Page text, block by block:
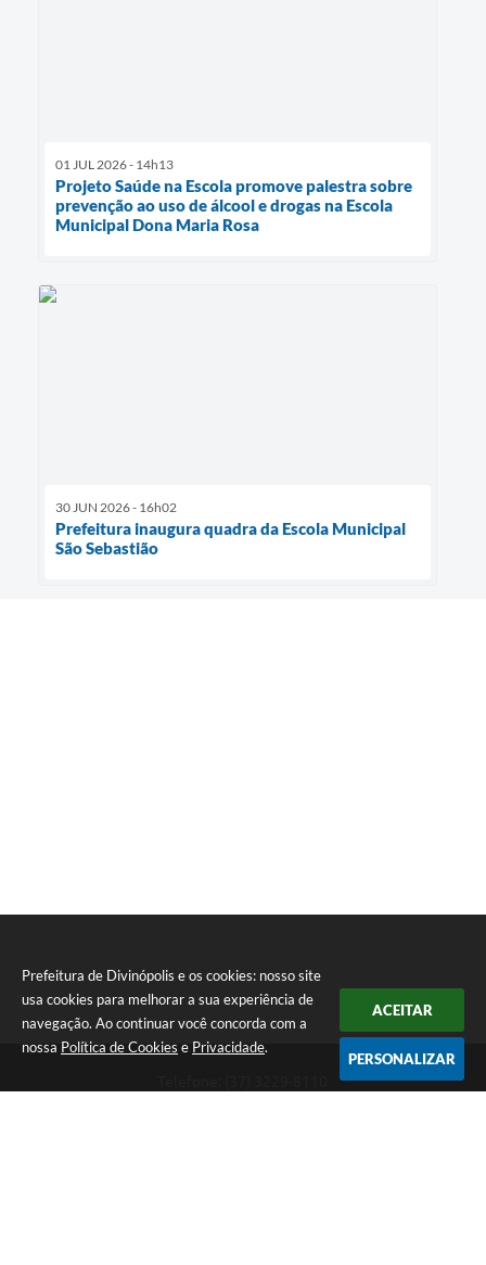
Prefeitura de Divinópolis e os cookies: nosso site
usa cookies para melhorar a sua experiência de
navegação. Ao continuar você concorda com a
nossa Política de Cookies e Privacidade.
ACEITAR
PERSONALIZAR
01 JUL 2026 - 14h13
Projeto Saúde na Escola promove palestra sobre
prevenção ao uso de álcool e drogas na Escola
Municipal Dona Maria Rosa
30 JUN 2026 - 16h02
Prefeitura inaugura quadra da Escola Municipal
São Sebastião